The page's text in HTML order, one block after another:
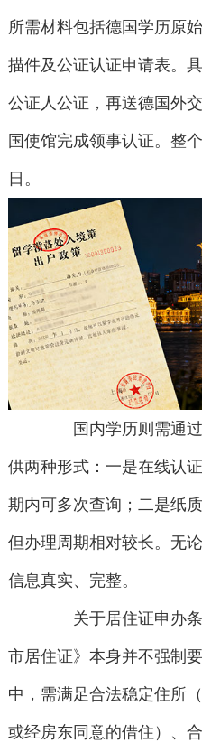
所需材料包括德国学历原
描件及公证认证申请表。
公证人公证，再送德国外
国使馆完成领事认证。整
日。
国内学历则需通过
供两种形式：一是在线认
期内可多次查询；二是纸
但办理周期相对较长。无
信息真实、完整。
关于居住证申办条
市居住证》本身并不强制
中，需满足合法稳定住所
或经房东同意的借住）、